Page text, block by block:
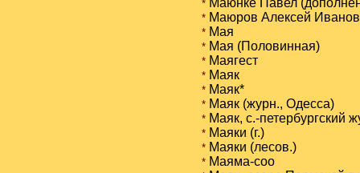
*Маюнке Павел
*Маюров Алексей
*Мая
*Мая (Половинная)
*Маягест
*Маяк
*Маяк*
*Маяк (журн., Одесса)
*Маяк, с.-петербургский
*Маяки (г.)
*Маяки (лесов.)
*Маяма-соо